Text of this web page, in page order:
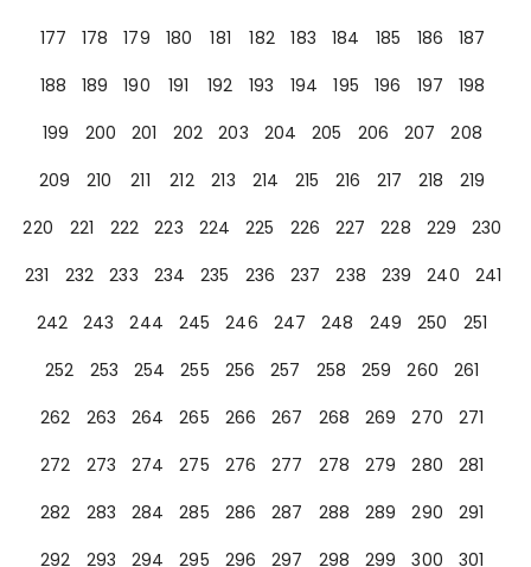
177
178 179 180 181 182 183 184 185 186
187
188
189 190 191 192 193 194 195 196 197
198
199
200 201 202 203 204 205 206 207
208
209
210 211 212 213 214 215 216 217 218
219
220
221 222 223 224 225 226 227 228 229
230
231
232 233 234 235 236 237 238 239 240
241
242
243 244 245 246 247 248 249 250
251
252
253 254 255 256 257 258 259 260
261
262
263 264 265 266 267 268 269 270
271
272
273 274 275 276 277 278 279 280
281
282
283 284 285 286 287 288 289 290
291
292
293 294 295 296 297 298 299 300 301